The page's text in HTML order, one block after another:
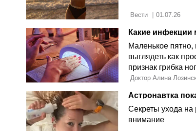
01.07.26
Какие инфекции
Маленькое пятно,
выглядеть как
признак грибка
какой момент
Секреты ухода на
внимание